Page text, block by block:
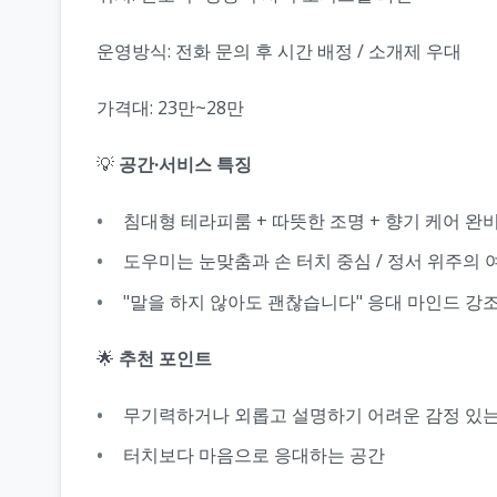
운영방식: 전화 문의 후 시간 배정 / 소개제 우대
가격대: 23만~28만
💡 공간·서비스 특징
침대형 테라피룸 + 따뜻한 조명 + 향기 케어 완비
도우미는 눈맞춤과 손 터치 중심 / 정서 위주의
"말을 하지 않아도 괜찮습니다" 응대 마인드 강
🌟 추천 포인트
무기력하거나 외롭고 설명하기 어려운 감정 있
터치보다 마음으로 응대하는 공간